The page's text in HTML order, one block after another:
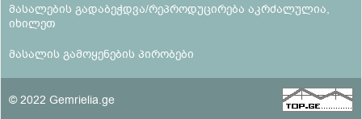
მასალების გადაბეჭდვა/რეპროდუცირება აკრძალულია,
იხილეთ
მასალის გამოყენების პირობები
© 2022 Gemrielia.ge